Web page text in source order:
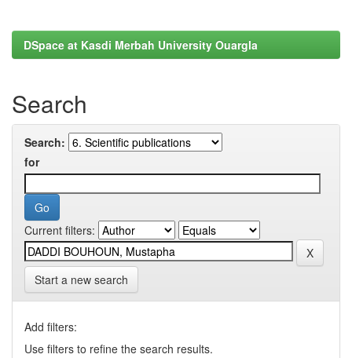
DSpace at Kasdi Merbah University Ouargla
Search
Search:
for
Current filters:
Start a new search
Add filters:
Use filters to refine the search results.